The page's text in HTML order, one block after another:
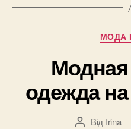
МОДА
одежда
Автор
Від Irina